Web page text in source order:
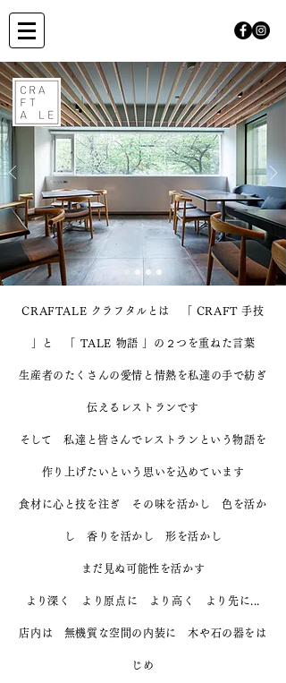
CRAFTALE クラフタルとは 「 CRAFT 手技
」と 「 TALE 物語 」の２つを重ねた言葉
生産者のたくさんの愛情と情熱を私達の手で紡ぎ
伝えるレストランです
​そして 私達と皆さんでレストランという物語を
作り上げたいという思いを込めています
食材に心と技を注ぎ その味を活かし 色を活か
し 香りを活かし 形を活かし
まだ見ぬ可能性を活かす
​より深く より原点に より高く より先に...
店内は 無機質な空間の内装に 木や石の器をは
じめ